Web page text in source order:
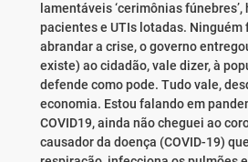
lamentáveis ‘cerimônias
pacientes e UTIs lotadas. Ninguém
abrandar a crise, o governo
existe) ao cidadão, vale dizer, à
defende como pode. Tudo vale,
economia. Estou falando em
COVID19, ainda não cheguei ao
causador da doença (COVID-19)